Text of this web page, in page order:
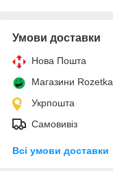
Умови доставки
Нова Пошта
Магазини Rozetka
Укрпошта
Самовивіз
Всі умови доставки